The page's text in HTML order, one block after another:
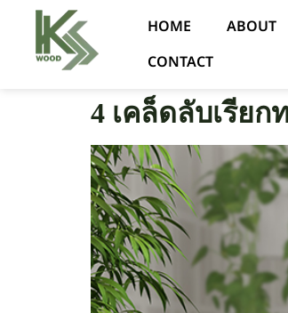
HOME ABOUT
CONTACT
4 เคล็ดลับเรีย